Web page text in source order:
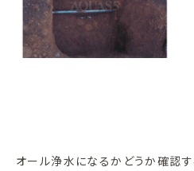
オール浄水になるかどうか確認